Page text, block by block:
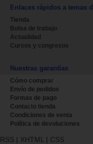
Enlaces rápidos a temas
Tienda
Bolsa de trabajo
Actualidad
Cursos y congresos
Nuestras garantías
Cómo comprar
Envío de pedidos
Formas de pago
Contacto tienda
Condiciones de venta
Política de devoluciones
RSS | XHTML | CSS